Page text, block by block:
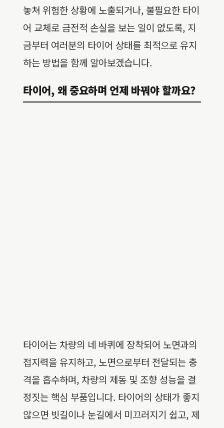
놓쳐 위험한 상황에 노출되거나, 불필요한 타이
어 교체로 금전적 손실을 보는 일이 없도록, 지
금부터 여러분의 타이어 상태를 최적으로 유지
하는 방법을 함께 알아보겠습니다.
타이어, 왜 중요하며 언제 바꿔야 할까요?
타이어는 차량의 네 바퀴에 장착되어 노면과의
접지력을 유지하고, 노면으로부터 전달되는 충
격을 흡수하며, 차량의 제동 및 조향 성능을 결
정짓는 핵심 부품입니다. 타이어의 상태가 좋지
않으면 빗길이나 눈길에서 미끄러지기 쉽고, 제